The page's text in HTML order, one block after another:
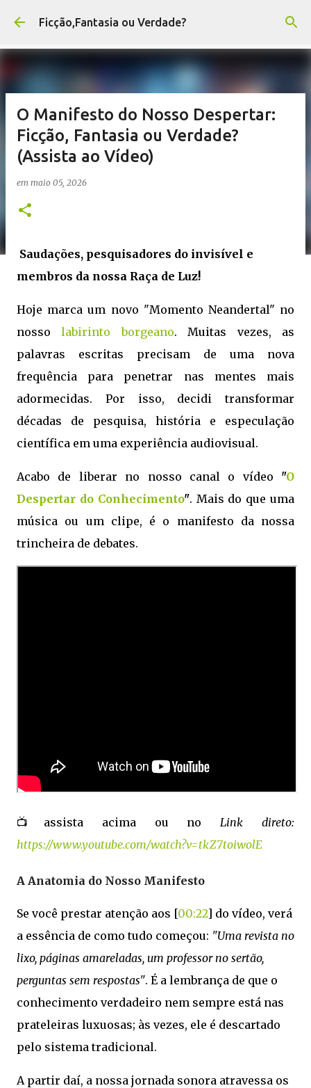
Pular para o conteúdo principal
Ficção,Fantasia ou Verdade?
O Manifesto do Nosso Despertar:
Ficção, Fantasia ou Verdade?
(Assista ao Vídeo)
em maio 05, 2026
Saudações, pesquisadores do invisível e
membros da nossa Raça de Luz!
Hoje marca um novo "Momento Neandertal" no
nossolabirinto borgeano. Muitas vezes, as
palavras escritas precisam de uma nova
frequência para penetrar nas mentes mais
adormecidas. Por isso, decidi transformar
décadas de pesquisa, história e especulação
científica em uma experiência audiovisual.
Acabo de liberar no nosso canal o vídeo "O
Despertar do Conhecimento". Mais do que uma
música ou um clipe, é o manifesto da nossa
trincheira de debates.
📺assista acima ou noLink direto:
https://www.youtube.com/watch?v=tkZ7toiwolE
A Anatomia do Nosso Manifesto
Se você prestar atenção aos [00:22] do vídeo, verá
a essência de como tudo começou: "Uma revista no
lixo, páginas amareladas, um professor no sertão,
perguntas sem respostas". É a lembrança de que o
conhecimento verdadeiro nem sempre está nas
prateleiras luxuosas; às vezes, ele é descartado
pelo sistema tradicional.
A partir daí, a nossa jornada sonora atravessa os